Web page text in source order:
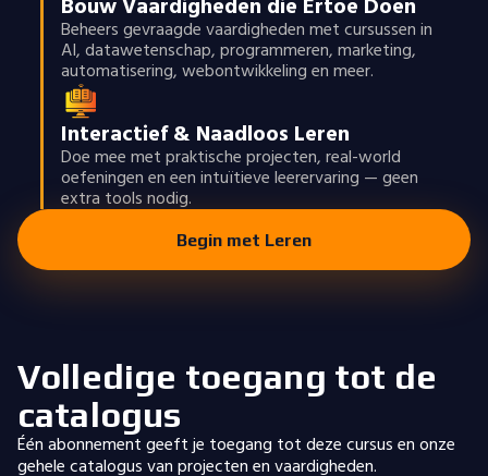
Beheers gevraagde vaardigheden met cursussen in
AI, datawetenschap, programmeren, marketing,
automatisering, webontwikkeling en meer.
Interactief & Naadloos Leren
Doe mee met praktische projecten, real-world
oefeningen en een intuïtieve leerervaring — geen
extra tools nodig.
Begin met Leren
Volledige toegang tot de
catalogus
Één abonnement geeft je toegang tot deze cursus en onze
gehele catalogus van projecten en vaardigheden.